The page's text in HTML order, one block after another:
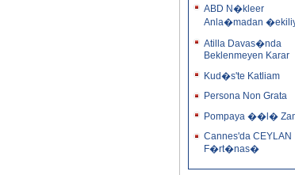
ABD N�kleer
Anla�madan
Atilla Davas�nda
Beklenmeyen Karar
Kud�s'te Katliam
Persona Non Grata
Pompaya ��l�
Cannes'da CEYLAN
F�rt�nas�